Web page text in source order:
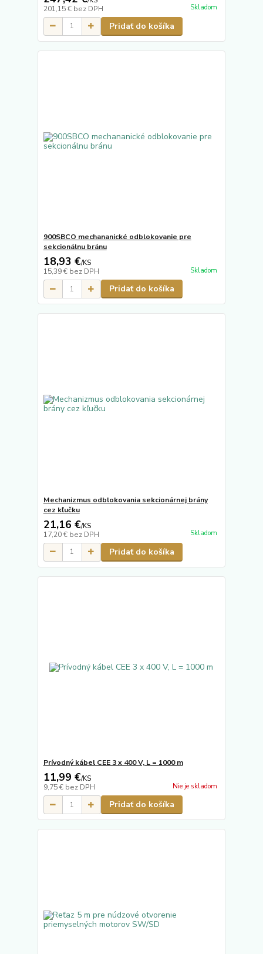
201,15 € bez DPH Skladom
Pridať do košíka
900SBCO mechananické odblokovanie pre
sekcionálnu bránu
18,93 €/KS
15,39 € bez DPH Skladom
Pridať do košíka
Mechanizmus odblokovania sekcionárnej brány
cez kľučku
21,16 €/KS
17,20 € bez DPH Skladom
Pridať do košíka
Prívodný kábel CEE 3 x 400 V, L = 1000 m
11,99 €/KS
9,75 € bez DPH Nie je skladom
Pridať do košíka